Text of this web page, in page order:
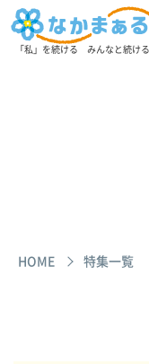
「私」を続ける みんなと続ける
HOME 特集一覧